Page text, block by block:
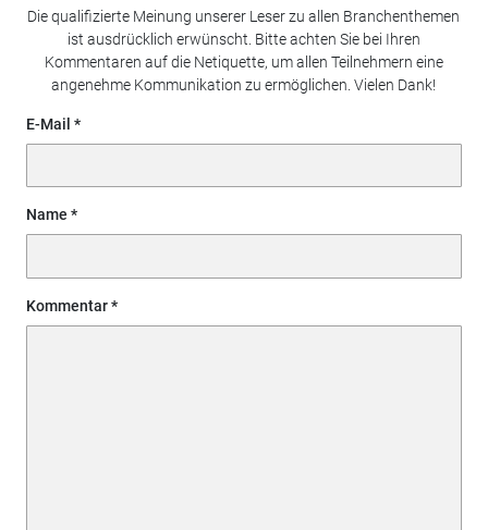
Die qualifizierte Meinung unserer Leser zu allen Branchenthemen
ist ausdrücklich erwünscht. Bitte achten Sie bei Ihren
Kommentaren auf die Netiquette, um allen Teilnehmern eine
angenehme Kommunikation zu ermöglichen. Vielen Dank!
E-Mail
Name
Kommentar